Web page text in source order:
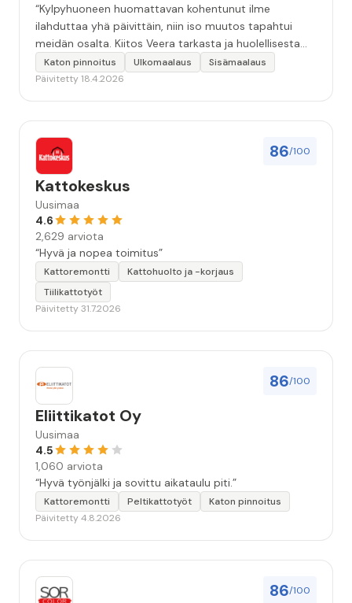
“Kylpyhuoneen huomattavan kohentunut ilme
ilahduttaa yhä päivittäin, niin iso muutos tapahtui
meidän osalta. Kiitos Veera tarkasta ja huolellisesta
työstä, sekä ystävällisestä palvelusta!”
Katon pinnoitus Ulkomaalaus
Sisämaalaus
Päivitetty 18.4.2026
86/100
Kattokeskus
Uusimaa
4.6
2,629 arviota
“Hyvä ja nopea toimitus”
Kattoremontti
Kattohuolto ja -korjaus
Tiilikattotyöt
Päivitetty 31.7.2026
86/100
Eliittikatot Oy
Uusimaa
4.5
1,060 arviota
“Hyvä työnjälki ja sovittu aikataulu piti.”
Kattoremontti Peltikattotyöt
Katon pinnoitus
Päivitetty 4.8.2026
86/100